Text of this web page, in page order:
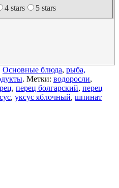
4 stars 5 stars
Основные блюда, рыба,
. Метки: водоросли,
, перец болгарский, перец
, уксус яблочный, шпинат